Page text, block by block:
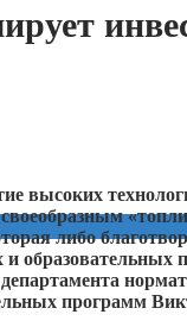
высоких
либо
программ